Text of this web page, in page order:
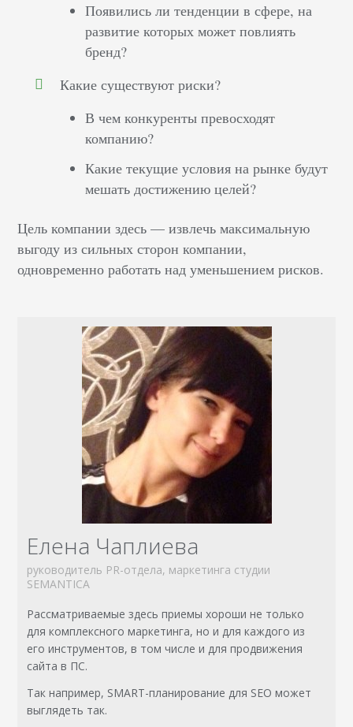
Появились ли тенденции в сфере, на
развитие которых может повлиять
бренд?
Какие существуют риски?
В чем конкуренты превосходят
компанию?
Какие текущие условия на рынке будут
мешать достижению целей?
Цель компании здесь — извлечь максимальную
выгоду из сильных сторон компании,
одновременно работать над уменьшением рисков.
Елена Чаплиева
руководитель PR-отдела, маркетинга студии
SEMANTICA
Рассматриваемые здесь приемы хороши не только
для комплексного маркетинга, но и для каждого из
его инструментов, в том числе и для продвижения
сайта в ПС.
Так например, SMART-планирование для SEO может
выглядеть так.